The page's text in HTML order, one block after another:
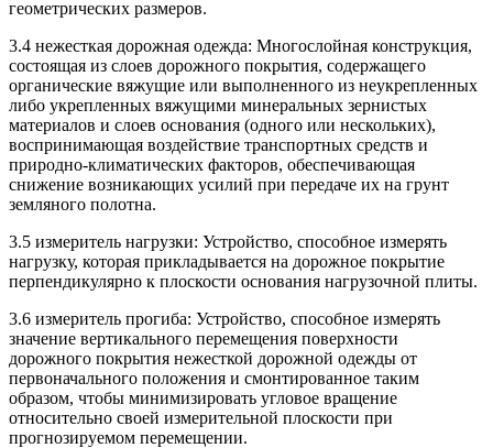
геометрических размеров.
3.4 нежесткая дорожная одежда: Многослойная конструкция,
состоящая из слоев дорожного покрытия, содержащего
органические вяжущие или выполненного из неукрепленных
либо укрепленных вяжущими минеральных зернистых
материалов и слоев основания (одного или нескольких),
воспринимающая воздействие транспортных средств и
природно-климатических факторов, обеспечивающая
снижение возникающих усилий при передаче их на грунт
земляного полотна.
3.5 измеритель нагрузки: Устройство, способное измерять
нагрузку, которая прикладывается на дорожное покрытие
перпендикулярно к плоскости основания нагрузочной плиты.
3.6 измеритель прогиба: Устройство, способное измерять
значение вертикального перемещения поверхности
дорожного покрытия нежесткой дорожной одежды от
первоначального положения и смонтированное таким
образом, чтобы минимизировать угловое вращение
относительно своей измерительной плоскости при
прогнозируемом перемещении.